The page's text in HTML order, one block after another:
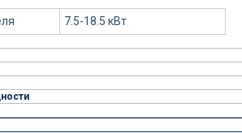
7.5-18.5 кВт